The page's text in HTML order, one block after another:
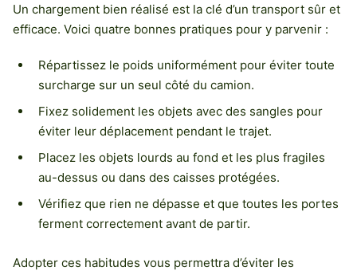
Un chargement bien réalisé est la clé d’un transport sûr et
efficace. Voici quatre bonnes pratiques pour y parvenir :
Répartissez le poids uniformément pour éviter toute
surcharge sur un seul côté du camion.
Fixez solidement les objets avec des sangles pour
éviter leur déplacement pendant le trajet.
Placez les objets lourds au fond et les plus fragiles
au-dessus ou dans des caisses protégées.
Vérifiez que rien ne dépasse et que toutes les portes
ferment correctement avant de partir.
Adopter ces habitudes vous permettra d’éviter les